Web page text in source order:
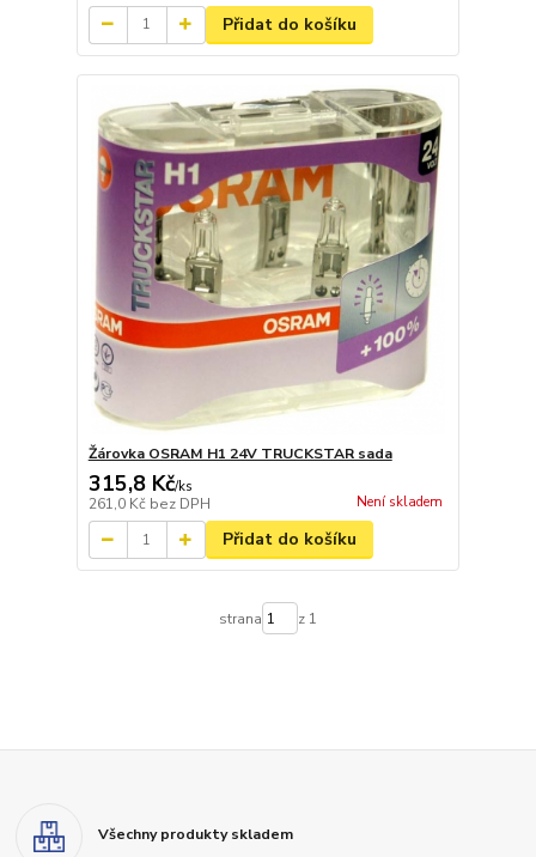
Přidat do košíku
Žárovka OSRAM H1 24V TRUCKSTAR sada
315,8 Kč/ks
261,0 Kč bez DPH Není skladem
Přidat do košíku
strana z 1
Všechny produkty skladem